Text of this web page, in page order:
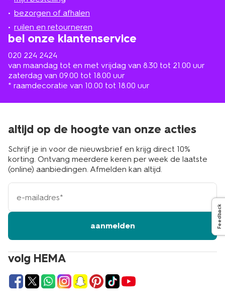
bezorgen of afhalen
ruilen en retourneren
bel onze klantenservice
020 224 2424
van maandag tot en met vrijdag van 8.30 tot 21.00 uur
zaterdag van 09.00 tot 18.00 uur
* raamdecoratie van 10.00 tot 18.00 uur
in
de
buurt
volg HEMA
altijd op de hoogte van onze acties
Schrijf je in voor de nieuwsbrief en krijg direct 10%
korting. Ontvang meerdere keren per week de laatste
(online) aanbiedingen. Afmelden kan altijd.
e-
mailadres
aanmelden Feedback